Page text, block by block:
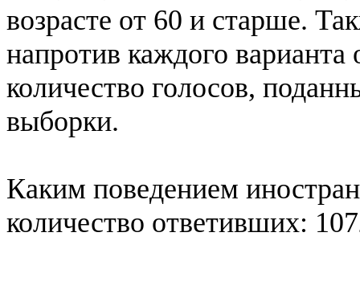
возрасте от 60 и старше.
напротив каждого варианта
количество голосов,
выборки.
Каким поведением
количество ответивших: